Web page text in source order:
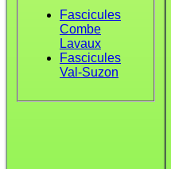
Fascicules
Combe
Lavaux
Fascicules
Val-Suzon